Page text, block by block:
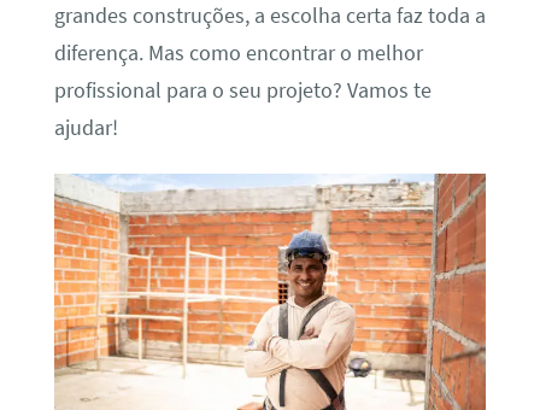
grandes construções, a escolha certa faz toda a
diferença. Mas como encontrar o melhor
profissional para o seu projeto? Vamos te
ajudar!